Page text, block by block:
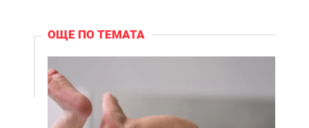
ОЩЕ ПО ТЕМАТА